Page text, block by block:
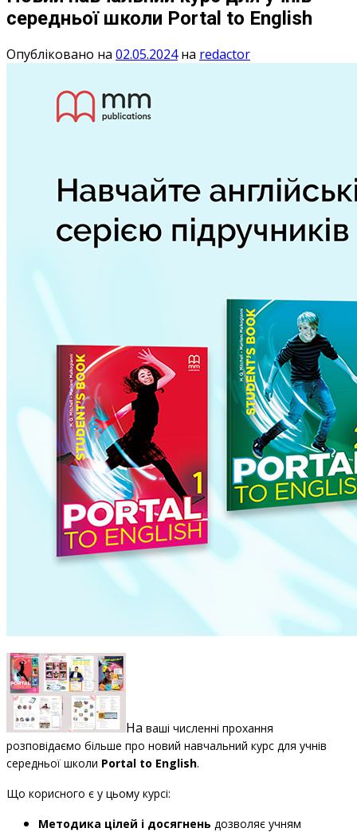
середньої школи Portal to English
Опубліковано на 02.05.2024на redactor
На ваші численні прохання
розповідаємо більше про новий навчальний курс для учнів
середньої школи Portal to English.
Що корисного є у цьому курсі:
Методика цілей і досягнень дозволяє учням